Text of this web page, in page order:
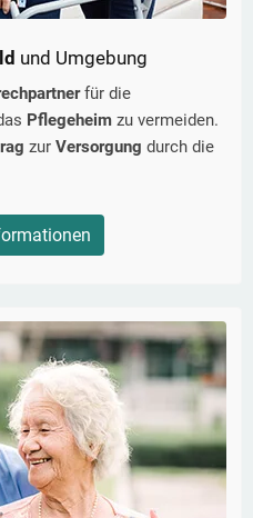
und Umgebung
für die
Pflegeheim zu vermeiden.
zur Versorgung durch die